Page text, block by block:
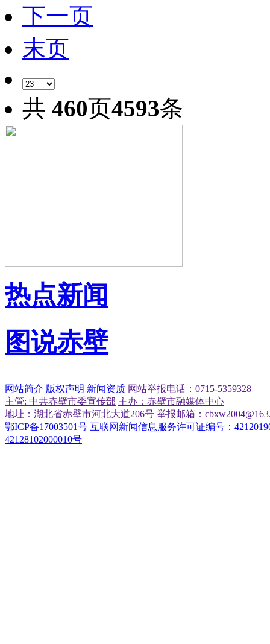
下一页
末页
共 460页4593条
热点新闻
图说赤壁
网站简介 版权声明 新闻资质 网站举报电话：0715-5359328
主管: 中共赤壁市委宣传部 主办：赤壁市融媒体中心
地址：湖北省赤壁市河北大道206号 举报邮箱：
鄂ICP备17003501号 互联网新闻信息服务许可证编号：
42128102000010号